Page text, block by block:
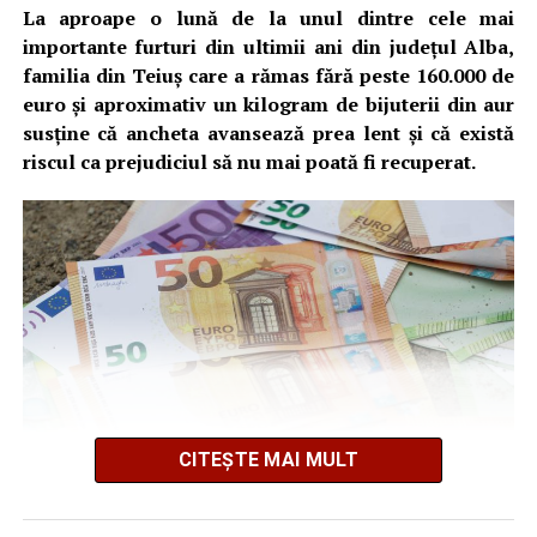
La aproape o lună de la unul dintre cele mai
importante furturi din ultimii ani din județul Alba,
familia din Teiuș care a rămas fără peste 160.000 de
euro și aproximativ un kilogram de bijuterii din aur
susține că ancheta avansează prea lent și că există
riscul ca prejudiciul să nu mai poată fi recuperat.
CITEȘTE MAI MULT